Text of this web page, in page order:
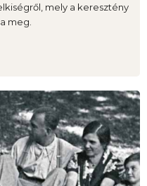
mely a keresztény
meg.